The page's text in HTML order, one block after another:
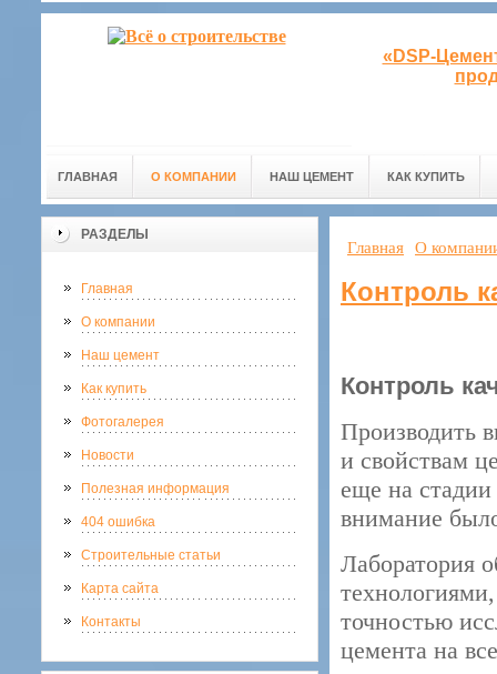
«DSP-
ГЛАВНАЯ О КОМПАНИИ НАШ ЦЕМЕНТ КАК КУПИТЬ
РАЗДЕЛЫ
Главная
О компании
Наш цемент
Как купить
Фотогалерея
Новости
Полезная информация
404 ошибка
Строительные статьи
Карта сайта
Контакты
Главная О
Контроль
Контроль
Производить
и свойствам
еще на
внимание
Лаборатория
точностью
цемента на